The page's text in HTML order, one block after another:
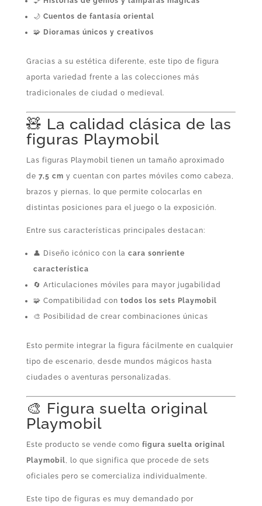
🌙 Cuentos de fantasía oriental
🧩 Dioramas únicos y creativos
Gracias a su estética diferente, este tipo de figura
aporta variedad frente a las colecciones más
tradicionales de ciudad o medieval.
🧸 La calidad clásica de las
figuras Playmobil
Las figuras Playmobil tienen un tamaño aproximado
de 7,5 cm y cuentan con partes móviles como cabeza,
brazos y piernas, lo que permite colocarlas en
distintas posiciones para el juego o la exposición.
Entre sus características principales destacan:
👤 Diseño icónico con la cara sonriente
característica
🔄 Articulaciones móviles para mayor jugabilidad
🧩 Compatibilidad con todos los sets Playmobil
🎨 Posibilidad de crear combinaciones únicas
Esto permite integrar la figura fácilmente en cualquier
tipo de escenario, desde mundos mágicos hasta
ciudades o aventuras personalizadas.
🎨 Figura suelta original
Playmobil
Este producto se vende como figura suelta original
Playmobil, lo que significa que procede de sets
oficiales pero se comercializa individualmente.
Este tipo de figuras es muy demandado por